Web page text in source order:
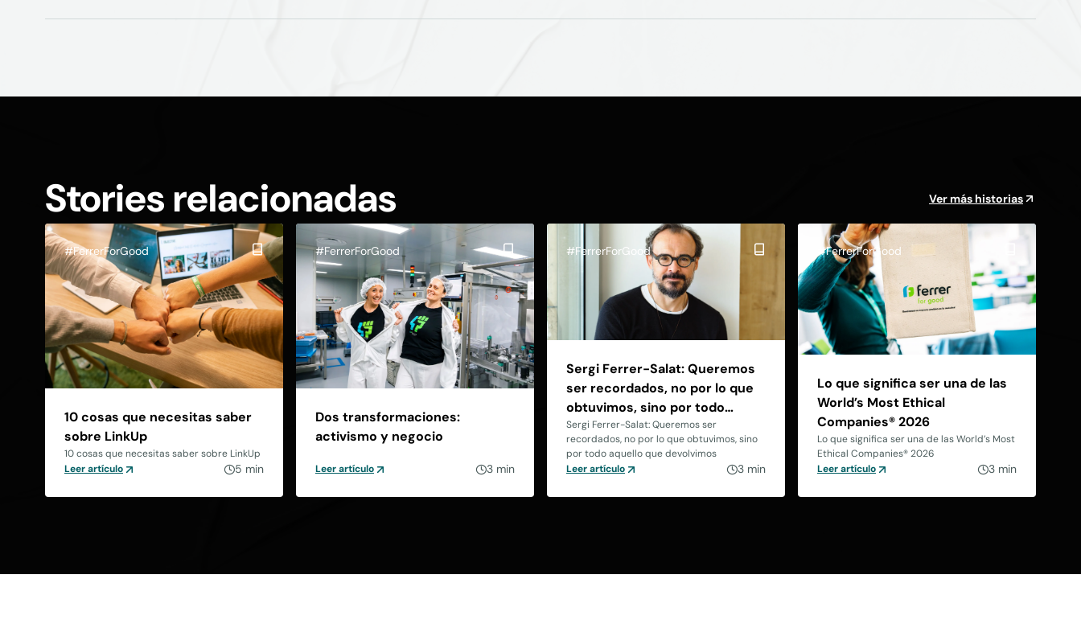
Stories relacionadas Ver más historias
#FerrerForGood
10 cosas que necesitas saber
sobre LinkUp
10 cosas que necesitas saber sobre LinkUp
Leer artículo
5 min
#FerrerForGood
Dos transformaciones:
activismo y negocio
Leer artículo 3 min
#FerrerForGood
Sergi Ferrer-Salat: Queremos
ser recordados, no por lo que
obtuvimos, sino por todo
aquello que devolvimos
Sergi Ferrer-Salat: Queremos ser
recordados, no por lo que obtuvimos, sino
por todo aquello que devolvimos
Leer artículo
3 min
#FerrerForGood
Lo que significa ser una de las
World’s Most Ethical
Companies® 2026
Lo que significa ser una de las World’s Most
Ethical Companies® 2026
Leer artículo
3 min